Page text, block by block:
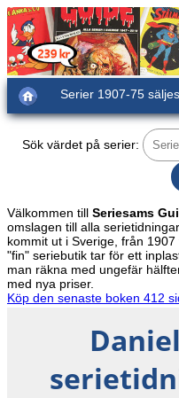
Serier 1907-75 säljes
Sök värdet på serier:
Välkommen till Seriesams
omslagen till alla
kommit ut i Sverige, från
"fin" seriebutik tar för ett
man räkna med ungefär
med nya priser.
Köp den senaste boken 412